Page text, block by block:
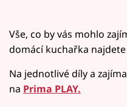
Vše, co by vás mohlo
domácí kuchařka najdete
Na jednotlivé díly a
na Prima PLAY.